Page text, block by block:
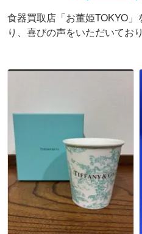
食器買取店「お董姫TOKYO
り、喜びの声をいただいており